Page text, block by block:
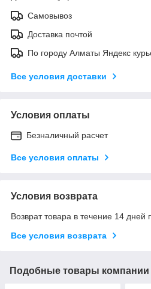
Самовывоз
Доставка почтой
По городу Алматы Яндекс
Все условия доставки
Условия оплаты
Безналичный расчет
Все условия оплаты
Условия возврата
Возврат товара в течение 14 дней
Все условия возврата
Подобные товары компании